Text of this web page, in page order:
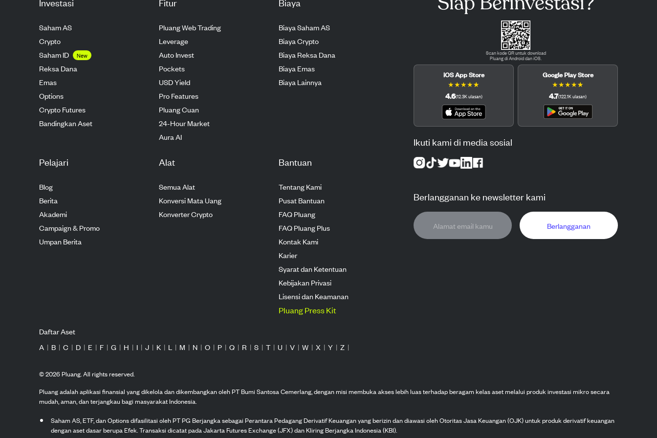
Saham AS
Crypto
Saham ID
New
Reksa Dana
Emas
Options
Crypto Futures
Bandingkan Aset
Pluang Web Trading
Leverage
Auto Invest
Pockets
USD Yield
Pro Features
Pluang Cuan
24-Hour Market
Aura AI
Biaya Saham AS
Biaya Crypto
Biaya Reksa Dana
Biaya Emas
Biaya Lainnya
Pelajari
Blog
Berita
Akademi
Campaign & Promo
Umpan Berita
Alat
Semua Alat
Konversi Mata Uang
Konverter Crypto
Bantuan
Tentang Kami
Pusat Bantuan
FAQ Pluang
FAQ Pluang Plus
Kontak Kami
Karier
Syarat dan Ketentuan
Kebijakan Privasi
Lisensi dan Keamanan
Pluang Press Kit
Scan kode QR untuk download
Pluang di Android dan iOS.
iOS App Store
★★★★★
4.6(12.3Kulasan)
Google Play Store
★★★★★
4.7(122.1Kulasan)
Ikuti kami di media sosial
Berlangganan ke newsletter kami
Berlangganan
Daftar Aset
A | B | C | D | E | F | G | H | I | J | K | L | M | N | O | P | Q | R | S | T | U | V | W | X | Y | Z |
©2026Pluang. All rights reserved.
Pluang adalah aplikasi finansial yang dikelola dan dikembangkan oleh PT Bumi Santosa Cemerlang, dengan misi membuka akses lebih luas terhadap beragam kelas aset melalui produk investasi mikro secara
mudah, aman, dan terjangkau bagi masyarakat Indonesia.
Saham AS, ETF, dan Options difasilitasi oleh PT PG Berjangka sebagai Perantara Pedagang Derivatif Keuangan yang berizin dan diawasi oleh Otoritas Jasa Keuangan (OJK) untuk produk derivatif keuangan
dengan aset dasar berupa Efek. Transaksi dicatat pada Jakarta Futures Exchange (JFX) dan Kliring Berjangka Indonesia (KBI).